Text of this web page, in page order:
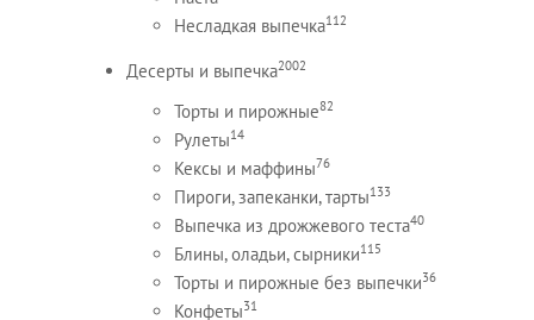
Несладкая выпечка112
Десерты и выпечка2002
Торты и пирожные82
Рулеты14
Кексы и маффины76
Пироги, запеканки, тарты133
Выпечка из дрожжевого теста40
Блины, оладьи, сырники115
Торты и пирожные без выпечки36
Конфеты31